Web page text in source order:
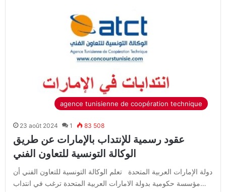
agence tunisienne de coopération technique
23 août 2024 1 83 508
عقود رسمية للإنتداب بالإمارات عن طريق
الوكالة التونسية للتعاون الفني
دولة الإمارات العربية المتحدة تعلم الوكالة التونسية للتعاون الفني أن
مؤسسة حكومية بدولة الامارات العربية المتحدة ترغب في انتداب…